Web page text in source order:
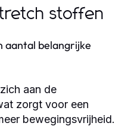
stoffen
aantal belangrijke
aan de
zorgt voor een
bewegingsvrijheid.